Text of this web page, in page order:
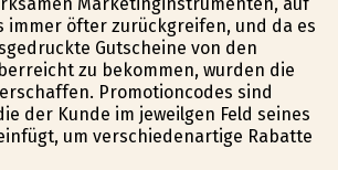
immer öfter zurückgreifen, und da es
Gutscheine von den
zu bekommen, wurden die
Promotioncodes sind
der Kunde im jeweilgen Feld seines
um verschiedenartige Rabatte